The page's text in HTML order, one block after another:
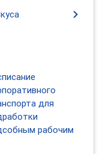
chevron_right
для
рабочим